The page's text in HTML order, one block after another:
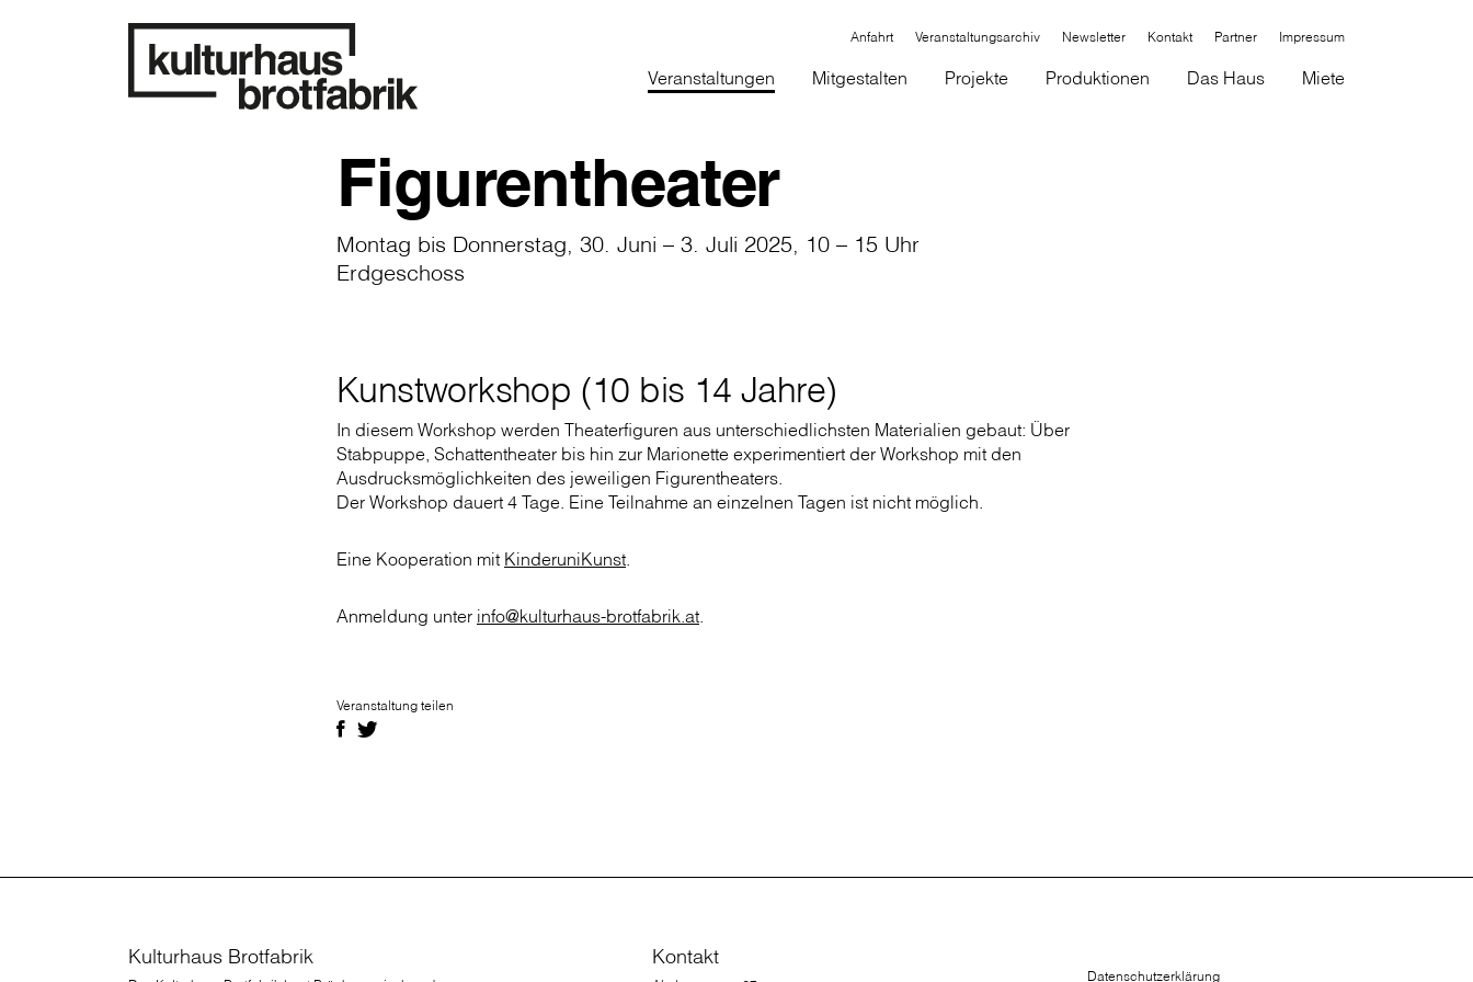
Anfahrt Veranstaltungsarchiv Newsletter Kontakt Partner Impressum
Veranstaltungen Mitgestalten Projekte Produktionen Das Haus Miete
Figurentheater
Montag bis Donnerstag, 30. Juni – 3. Juli 2025, 10 – 15 Uhr
Erdgeschoss
Kunstworkshop (10 bis 14 Jahre)
In diesem Workshop werden Theaterfiguren aus unterschiedlichsten Materialien gebaut: Über
Stabpuppe, Schattentheater bis hin zur Marionette experimentiert der Workshop mit den
Ausdrucksmöglichkeiten des jeweiligen Figurentheaters.
Der Workshop dauert 4 Tage. Eine Teilnahme an einzelnen Tagen ist nicht möglich.
Eine Kooperation mit KinderuniKunst.
Anmeldung unter info@kulturhaus-brotfabrik.at.
Veranstaltung teilen
Kulturhaus Brotfabrik Kontakt
Datenschutzerklärung